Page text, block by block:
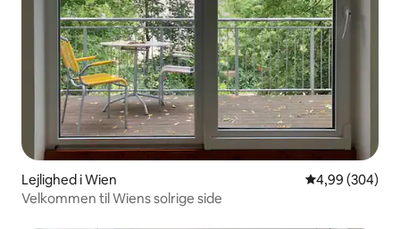
Lejlighed i Wien 4,99 ud af 5 i
4,99 (304)
Velkommen til Wiens solrige side